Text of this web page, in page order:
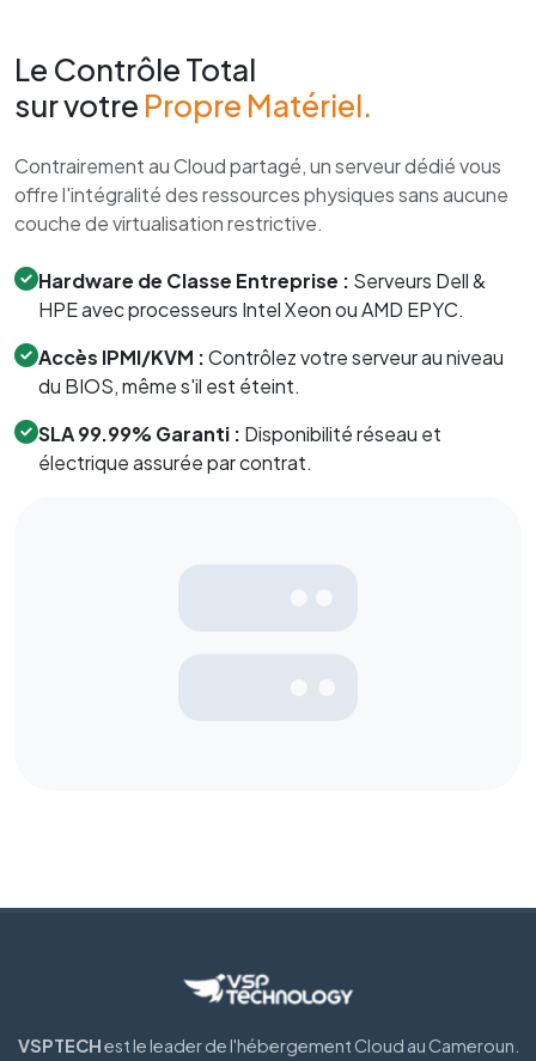
Le Contrôle Total
sur votre Propre Matériel.
Contrairement au Cloud partagé, un serveur dédié vous
offre l'intégralité des ressources physiques sans aucune
couche de virtualisation restrictive.
Hardware de Classe Entreprise : Serveurs Dell &
HPE avec processeurs Intel Xeon ou AMD EPYC.
Accès IPMI/KVM :Contrôlez votre serveur au niveau
du BIOS, même s'il est éteint.
SLA 99.99% Garanti : Disponibilité réseau et
électrique assurée par contrat.
VSPTECHest le leader de l'hébergement Cloud au Cameroun.